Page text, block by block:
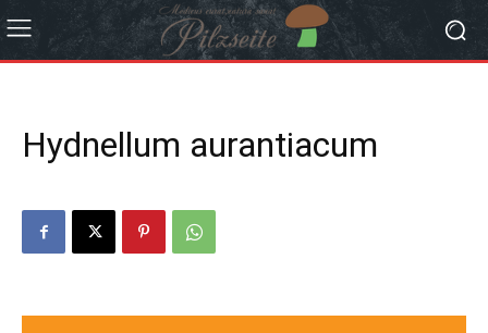
Hydnellum aurantiacum